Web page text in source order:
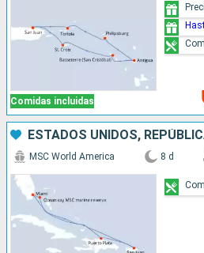
Comidas incluidas
MSC World America 8 d